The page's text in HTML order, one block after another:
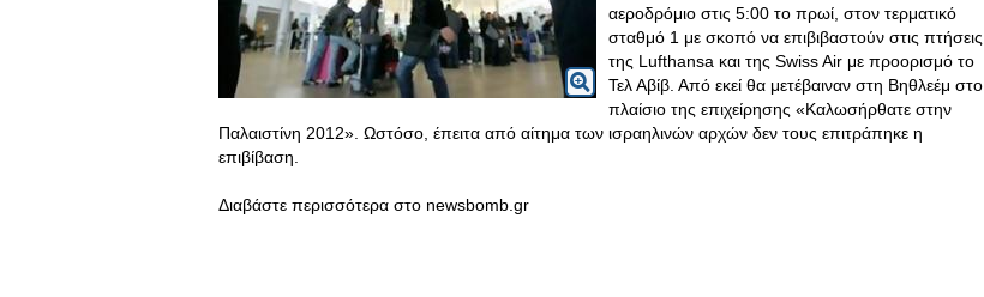
αεροδρόμιο στις 5:00 το πρωί, στον τερματικό
σταθμό 1 με σκοπό να επιβιβαστούν στις πτήσεις
της Lufthansa και της Swiss Air με προορισμό το
Τελ Αβίβ. Από εκεί θα μετέβαιναν στη Βηθλεέμ στο
πλαίσιο της επιχείρησης «Καλωσήρθατε στην
Παλαιστίνη 2012». Ωστόσο, έπειτα από αίτημα των ισραηλινών αρχών δεν τους επιτράπηκε η
επιβίβαση.
Διαβάστε περισσότερα στο newsbomb.gr